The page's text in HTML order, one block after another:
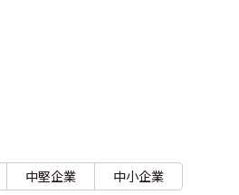
中堅企業 中小企業